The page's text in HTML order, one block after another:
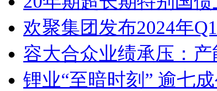
欢聚集团发布2024年
容大合众业绩承压：
锂业“至暗时刻” 逾七